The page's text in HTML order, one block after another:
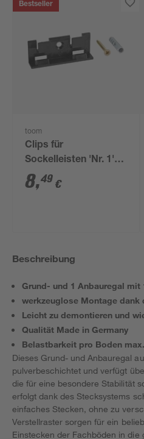
Bestseller
toom
Clips für
Sockelleisten 'Nr. 1'
schwarz, 20 Stück
8,49 €
Beschreibung
Grund- und 1 Anbauregal
werkzeuglose Montage dank
Leicht zu demontieren und
Qualität Made in Germany
Belastbarkeit pro Boden
Dieses Grund- und Anbauregal
pulverbeschichtet und verfügt
die für eine besondere Stabilität
erfolgt dank des Stecksystems
einfaches Stecken, ohne zu
Verstellraster sorgen für ein
Einstecken der Fachböden in